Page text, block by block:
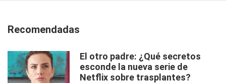
Recomendadas
El otro padre: ¿Qué secretos
esconde la nueva serie de
Netflix sobre trasplantes?